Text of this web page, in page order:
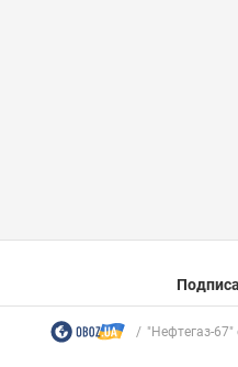
"Нефтегаз-67"